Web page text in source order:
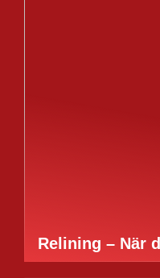
Relining – När